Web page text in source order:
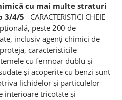
cu mai multe straturi
3/4/5 CARACTERISTICI CHEIE
peste 200 de
inclusiv agenți chimici de
caracteristicile
cu fermoar dublu și
și acoperite cu benzi sunt
lichidelor și particulelor
interioare tricotate și